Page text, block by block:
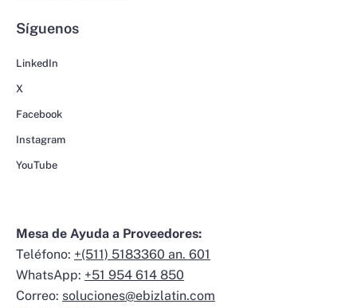
Síguenos
LinkedIn
X
Facebook
Instagram
YouTube
Mesa de Ayuda a Proveedores:
Teléfono: +(511) 5183360 an. 601
WhatsApp: +51 954 614 850
Correo: soluciones@ebizlatin.com